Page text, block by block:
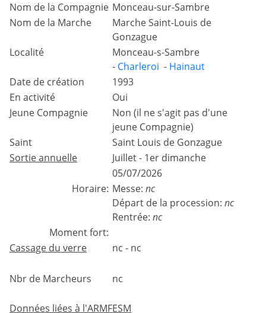
Nom de la Compagnie Monceau-sur-Sambre
Nom de la Marche
Marche Saint-Louis de
Gonzague
Localité
Monceau-s-Sambre
- Charleroi - Hainaut
Date de création
1993
En activité
Oui
Jeune Compagnie
Non (il ne s'agit pas d'une
jeune Compagnie)
Saint
Saint Louis de Gonzague
Sortie annuelle
Juillet - 1er dimanche
05/07/2026
Horaire: Messe: nc
Départ de la procession: nc
Rentrée: nc
Moment fort:
Cassage du verre
nc - nc
Nbr de Marcheurs nc
Données liées à l'ARMFESM